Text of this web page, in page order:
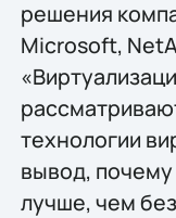
решения
Microsoft,
технологии
вывод, почему
лучше, чем